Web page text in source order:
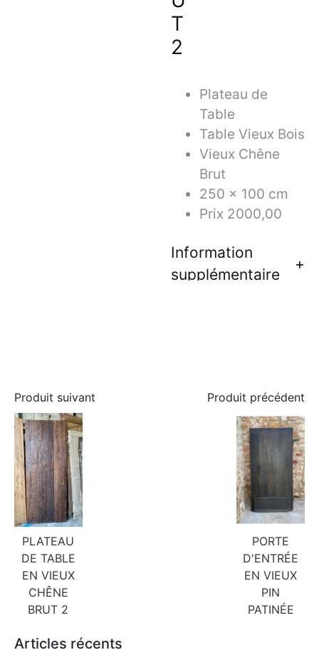
T
2
Plateau de
Table
Table Vieux Bois
Vieux Chêne
Brut
250 x 100 cm
Prix 2000,00
Information
supplémentaire
Produit suivant
PLATEAU
DE TABLE
EN VIEUX
CHÊNE
BRUT 2
Produit précédent
PORTE
D'ENTRÉE
EN VIEUX
PIN
PATINÉE
Articles récents